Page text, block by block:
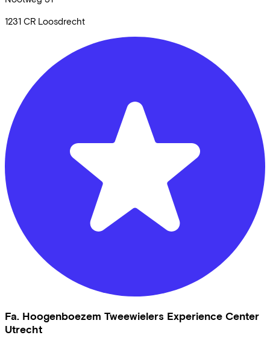
1231 CR Loosdrecht
Fa. Hoogenboezem Tweewielers Experience Center
Utrecht